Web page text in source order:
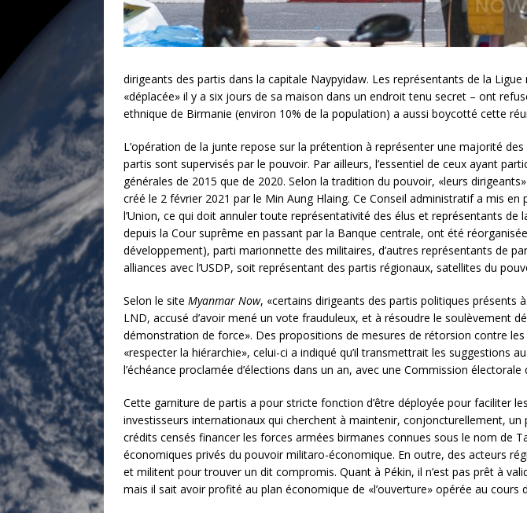
dirigeants des partis dans la capitale Naypyidaw. Les représentants de la
«déplacée» il y a six jours de sa maison dans un endroit tenu secret – ont
ethnique de Birmanie (environ 10% de la population) a aussi boycotté cette
L’opération de la junte repose sur la prétention à représenter une majorité
partis sont supervisés par le pouvoir. Par ailleurs, l’essentiel de ceux ayant
générales de 2015 que de 2020. Selon la tradition du pouvoir, «leurs
créé le 2 février 2021 par le Min Aung Hlaing. Ce Conseil administratif a mis
l’Union, ce qui doit annuler toute représentativité des élus et représentants
depuis la Cour suprême en passant par la Banque centrale, ont été
développement), parti marionnette des militaires, d’autres représentants de
alliances avec l’USDP, soit représentant des partis régionaux, satellites du
Selon le site Myanmar Now, «certains dirigeants des partis politiques présents
LND, accusé d’avoir mené un vote frauduleux, et à résoudre le soulèvement
démonstration de force». Des propositions de mesures de rétorsion contre
«respecter la hiérarchie», celui-ci a indiqué qu’il transmettrait les suggestions
l’échéance proclamée d’élections dans un an, avec une Commission
Cette garniture de partis a pour stricte fonction d’être déployée pour faciliter
investisseurs internationaux qui cherchent à maintenir, conjoncturellement,
crédits censés financer les forces armées birmanes connues sous le nom de
économiques privés du pouvoir militaro-économique. En outre, des acteurs
et militent pour trouver un dit compromis. Quant à Pékin, il n’est pas prêt à
mais il sait avoir profité au plan économique de «l’ouverture» opérée au cours